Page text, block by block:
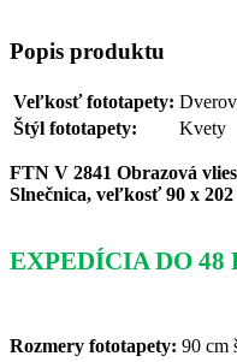
Popis produktu
Veľkosť fototapety:
Štýl fototapety:
Kvety
FTN V 2841 Obrazová
Slnečnica, veľkosť 90 x 202
EXPEDÍCIA DO 48
Rozmery fototapety: 90 cm